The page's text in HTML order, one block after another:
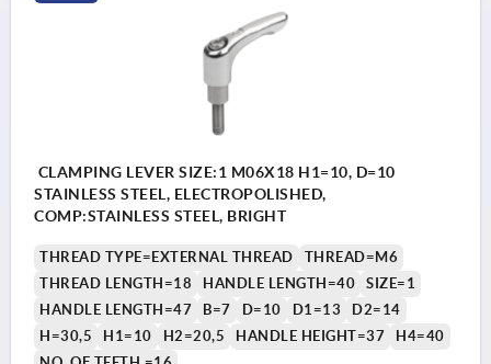
CLAMPING LEVER SIZE:1 M06X18 H1=10, D=10
STAINLESS STEEL, ELECTROPOLISHED,
COMP:STAINLESS STEEL, BRIGHT
THREAD TYPE=EXTERNAL THREAD
THREAD=M6
THREAD LENGTH=18
HANDLE LENGTH=40
SIZE=1
HANDLE LENGTH=47
B=7 D=10 D1=13
D2=14
H=30,5
H1=10 H2=20,5 HANDLE HEIGHT=37
H4=40